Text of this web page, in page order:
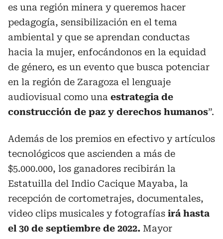
es una región minera y queremos hacer
pedagogía, sensibilización en el tema
ambiental y que se aprendan conductas
hacia la mujer, enfocándonos en la equidad
de género, es un evento que busca potenciar
en la región de Zaragoza el lenguaje
audiovisual como una estrategia de
construcción de paz y derechos humanos”.
Además de los premios en efectivo y artículos
tecnológicos que ascienden a más de
$5.000.000, los ganadores recibirán la
Estatuilla del Indio Cacique Mayaba, la
recepción de cortometrajes, documentales,
video clips musicales y fotografías irá hasta
el 30 de septiembre de 2022. Mayor